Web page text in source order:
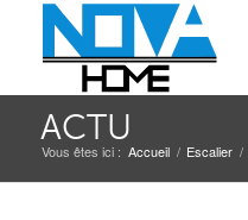
ACTU
Vous êtes ici : Accueil / Escalier /